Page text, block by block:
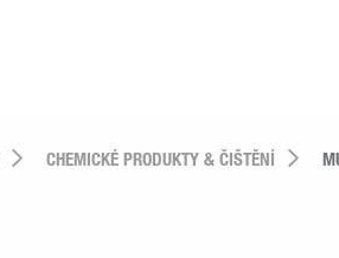
CHEMICKÉ PRODUKTY & ČIŠTĚNÍ